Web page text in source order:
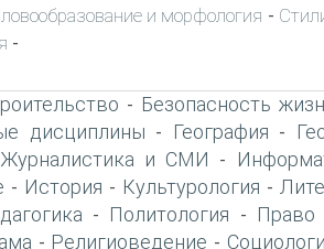
и морфология -
-
- Безопасность
дисциплины - География -
Журналистика и СМИ -
- История - Культурология -
- Политология - Право
- Религиоведение -